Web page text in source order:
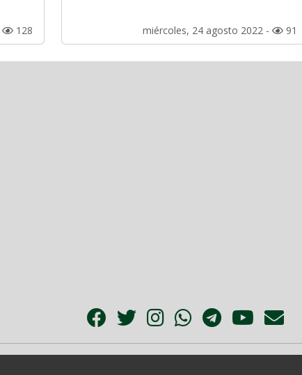
128 miércoles, 24 agosto 2022 - 91